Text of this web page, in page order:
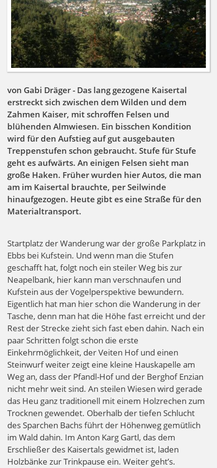
von Gabi Dräger - Das lang gezogene Kaisertal
erstreckt sich zwischen dem Wilden und dem
Zahmen Kaiser, mit schroffen Felsen und
blühenden Almwiesen. Ein bisschen Kondition
wird für den Aufstieg auf gut ausgebauten
Treppenstufen schon gebraucht. Stufe für Stufe
geht es aufwärts. An einigen Felsen sieht man
große Haken. Früher wurden hier Autos, die man
am im Kaisertal brauchte, per Seilwinde
hinaufgezogen. Heute gibt es eine Straße für den
Materialtransport.
Startplatz der Wanderung war der große Parkplatz in
Ebbs bei Kufstein. Und wenn man die Stufen
geschafft hat, folgt noch ein steiler Weg bis zur
Neapelbank, hier kann man verschnaufen und
Kufstein aus der Vogelperspektive bewundern.
Eigentlich hat man hier schon die Wanderung in der
Tasche, denn man hat die Höhe fast erreicht und der
Rest der Strecke zieht sich fast eben dahin. Nach ein
paar Schritten folgt schon die erste
Einkehrmöglichkeit, der Veiten Hof und einen
Steinwurf weiter zeigt eine kleine Hauskapelle am
Weg an, dass der Pfandl-Hof und der Berghof Enzian
nicht mehr weit sind. An steilen Wiesen wird gerade
das Heu ganz traditionell mit einem Holzrechen zum
Trocknen gewendet. Oberhalb der tiefen Schlucht
des Sparchen Bachs führt der Höhenweg gemütlich
im Wald dahin. Im Anton Karg Gartl, das dem
Erschließer des Kaisertals gewidmet ist, laden
Holzbänke zur Trinkpause ein. Weiter geht’s.